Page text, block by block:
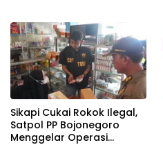
Sikapi Cukai Rokok Ilegal,
Satpol PP Bojonegoro
Menggelar Operasi